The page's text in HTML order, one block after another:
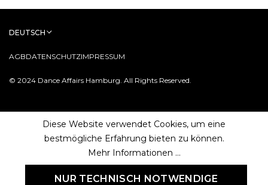
© 2024 Dance Affairs Hamburg. All Rights Reserved.
AGBDATENSCHUTZIMPRESSUM
DEUTSCH
Diese Website verwendet Cookies, um eine
bestmögliche Erfahrung bieten zu können.
Mehr Informationen ...
NUR TECHNISCH NOTWENDIGE